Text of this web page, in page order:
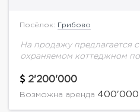
Посёлок: Грибово
На продажу предлагается
охраняемом коттеджном
стиле с элементами ар-
дома:Цоколь: бассейн,
2'200'000
Возможна аренда 400'000